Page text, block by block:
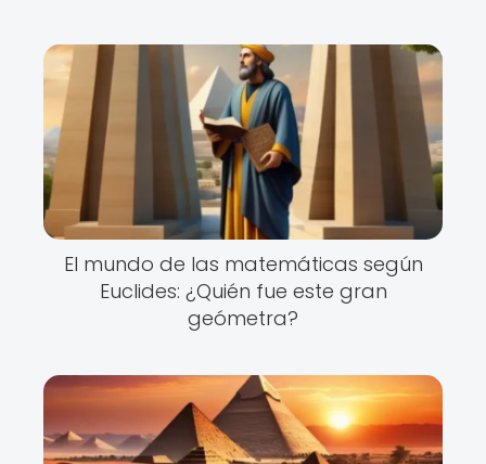
El mundo de las matemáticas según
Euclides: ¿Quién fue este gran
geómetra?